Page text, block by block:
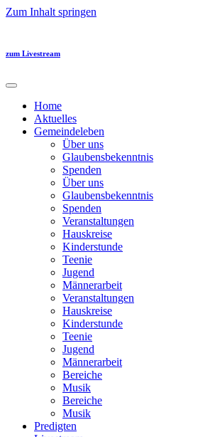
Zum Inhalt springen
zum Livestream
Home
Aktuelles
Gemeindeleben
Über uns
Glaubensbekenntnis
Spenden
Über uns
Glaubensbekenntnis
Spenden
Veranstaltungen
Hauskreise
Kinderstunde
Teenie
Jugend
Männerarbeit
Veranstaltungen
Hauskreise
Kinderstunde
Teenie
Jugend
Männerarbeit
Bereiche
Musik
Bereiche
Musik
Predigten